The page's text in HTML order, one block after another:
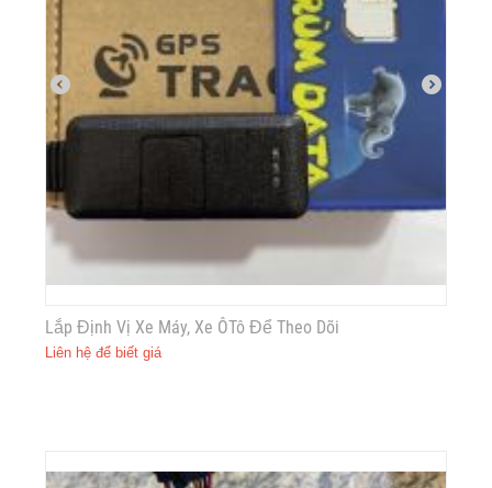
Lắp Định Vị Xe Máy, Xe ÔTô Để Theo Dõi
Liên hệ để biết giá